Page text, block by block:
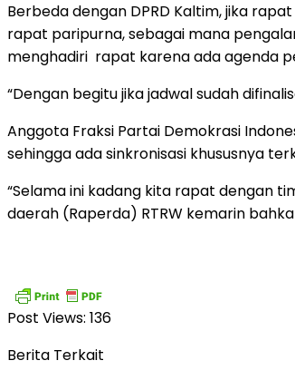
Berbeda dengan DPRD Kaltim, jika
rapat paripurna, sebagai mana
menghadiri rapat karena ada agenda
“Dengan begitu jika jadwal sudah
Anggota Fraksi Partai Demokrasi
sehingga ada sinkronisasi khususnya
“Selama ini kadang kita rapat dengan
daerah (Raperda) RTRW kemarin
Post Views: 136
Berita Terkait